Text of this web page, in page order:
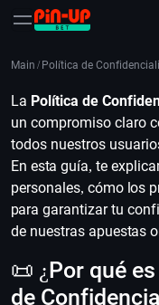
Main / Política de
La Política de
un compromiso claro
todos nuestros
En esta guía, te
personales, cómo los
para garantizar tu
de nuestras apuestas
📜 ¿Por qué
de